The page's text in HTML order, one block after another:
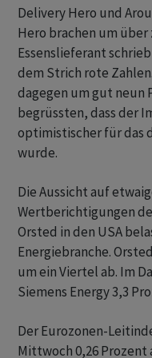
Delivery Hero und
Hero brachen um über
Essenslieferant
dem Strich rote
dagegen um gut neun
begrüssten, dass der
optimistischer für das
wurde.
Die Aussicht auf
Wertberichtigungen
Orsted in den USA
Energiebranche.
um ein Viertel ab. Im
Siemens Energy 3,3
Der Eurozonen-
Mittwoch 0,26 Prozent